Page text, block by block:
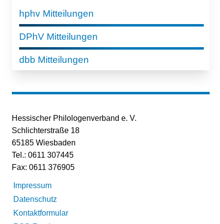
hphv Mitteilungen
DPhV Mitteilungen
dbb Mitteilungen
Hessischer Philologenverband e. V.
Schlichterstraße 18
65185 Wiesbaden
Tel.: 0611 307445
Fax: 0611 376905
Impressum
Datenschutz
Kontaktformular